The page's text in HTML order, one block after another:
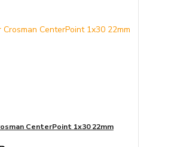
CenterPoint 1x30 22mm